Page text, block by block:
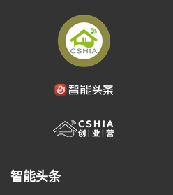
智能头条